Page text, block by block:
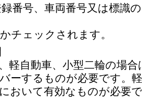
番号、車両番号又は標識
チェックされます。
軽自動車、小型二輪の場合
ーするものが必要です。
おいて有効なものが必要